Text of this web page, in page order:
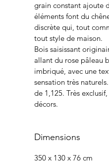
grain constant ajoute
éléments font du
discrète qui, tout
tout style de maison.
Bois saisissant
allant du rose pâleau
imbriqué, avec une
sensation très
de 1,125. Très
décors.
Dimensions
350 x 130 x 76 cm